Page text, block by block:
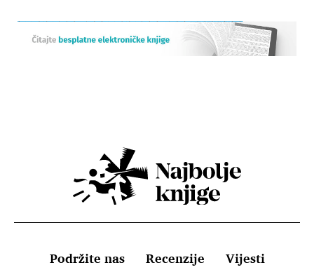
Podržite nas Recenzije
Vijesti